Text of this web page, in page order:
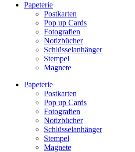
Papeterie
Postkarten
Pop up Cards
Fotografien
Notizbücher
Schlüsselanhänger
Stempel
Magnete
Papeterie
Postkarten
Pop up Cards
Fotografien
Notizbücher
Schlüsselanhänger
Stempel
Magnete